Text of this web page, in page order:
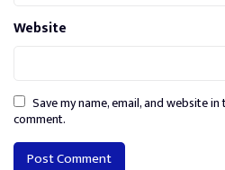
Website
Save my name, email, and website
comment.